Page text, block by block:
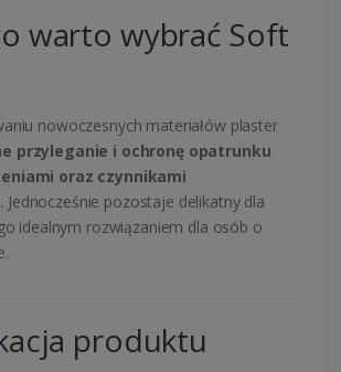
warto wybrać Soft
nowoczesnych materiałów plaster
przyleganie i ochronę opatrunku
oraz czynnikami
. Jednocześnie pozostaje delikatny dla
idealnym rozwiązaniem dla osób o
produktu